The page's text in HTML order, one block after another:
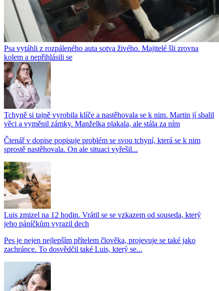
Psa vytáhli z rozpáleného auta sotva živého. Majitelé šli zrovna
kolem a nepřihlásili se
Tchyně si tajně vyrobila klíče a nastěhovala se k nim. Martin jí sbalil
věci a vyměnil zámky. Manželka plakala, ale stála za ním
Čtenář v dopise popisuje problém se svou tchyní, která se k nim
sprostě nastěhovala. On ale situaci vyřešil...
Luis zmizel na 12 hodin. Vrátil se se vzkazem od souseda, který
jeho páníčkům vyrazil dech
Pes je nejen nejlepším přítelem člověka, projevuje se také jako
zachránce. To dosvědčil také Luis, který se...